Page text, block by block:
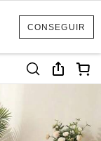
CONSEGUIR